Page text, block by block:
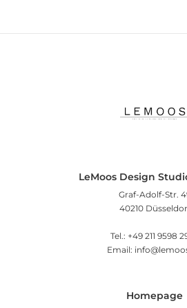
LeMoos Design
Graf-Adolf-Str.
40210
Tel.: +49 211 9598
Email:
Homepage